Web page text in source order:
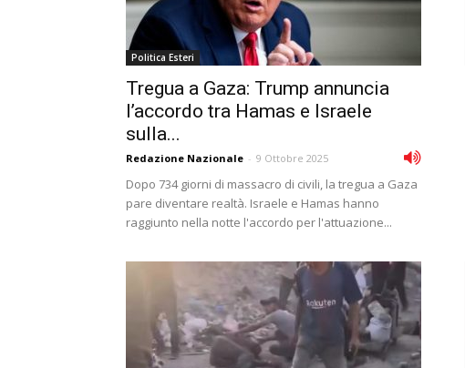
Politica Esteri
Tregua a Gaza: Trump annuncia
l’accordo tra Hamas e Israele
sulla...
Redazione Nazionale - 9 Ottobre 2025
Dopo 734 giorni di massacro di civili, la tregua a Gaza
pare diventare realtà. Israele e Hamas hanno
raggiunto nella notte l'accordo per l'attuazione...